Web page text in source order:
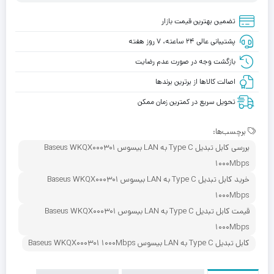
تضمین بهترین قیمت بازار
پشتیبانی عالی ۲۴ ساعته، ۷ روز هفته
بازگشت وجه در صورت عدم رضایت
اصالت کالاها از برترین برندها
تحویل سریع در کمترین زمان ممکن
برچسب‌ها:
بررسی کابل تبدیل Type C به LAN بیسوس Baseus WKQX000301
1000Mbps
خرید کابل تبدیل Type C به LAN بیسوس Baseus WKQX000301
1000Mbps
قیمت کابل تبدیل Type C به LAN بیسوس Baseus WKQX000301
1000Mbps
کابل تبدیل Type C به LAN بیسوس Baseus WKQX000301 1000Mbps